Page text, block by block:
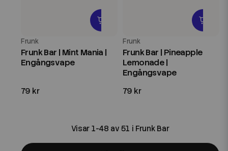
Frunk
Frunk Bar | Mint Mania |
Engångsvape
79 kr
Frunk
Frunk Bar | Pineapple
Lemonade |
Engångsvape
79 kr
Visar 1-48 av 51 i Frunk Bar